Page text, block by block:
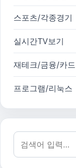
스포츠/각종경기
실시간TV보기
재테크/금융/카드
프로그램/리눅스
검색어: